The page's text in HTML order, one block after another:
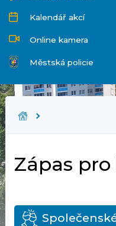
Kalendář akcí
Online kamera
Městská policie
Zápas